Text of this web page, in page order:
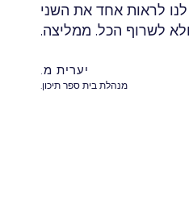
לראות אחד את השני
ולא לשרוף הכל. ממליצה.
יערית מ.
מנהלת בית ספר תיכון.